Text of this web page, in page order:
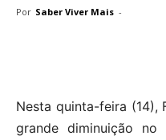
Por Saber Viver Mais -
Nesta quinta-feira (14),
grande diminuição